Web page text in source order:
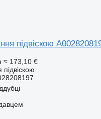
підвіскою
≈ 173,10 €
підвіскою